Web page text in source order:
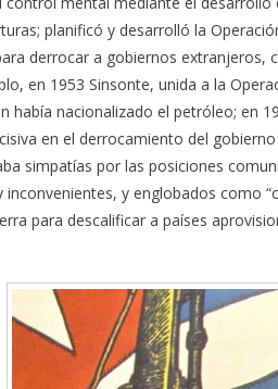
planificó y desarrolló la
derrocar a gobiernos extranjeros,
en 1953 Sinsonte, unida a la
nacionalizado el petróleo; en
en el derrocamiento del
simpatías por las posiciones
y englobados como
para descalificar a países